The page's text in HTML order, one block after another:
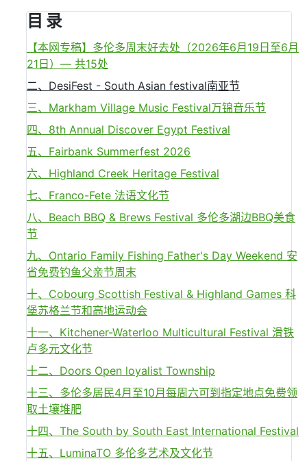
目 录
【本网专稿】多伦多周末好去处（2026年6月19日至6月
21日）— 共15处
二、DesiFest - South Asian festival南亚节
三、Markham Village Music Festival万锦音乐节
四、8th Annual Discover Egypt Festival
五、Fairbank Summerfest 2026
六、Highland Creek Heritage Festival
七、Franco-Fete 法语文化节
八、Beach BBQ & Brews Festival 多伦多湖边BBQ美食
节
九、Ontario Family Fishing Father's Day Weekend 安
省免费钓鱼父亲节周末
十、Cobourg Scottish Festival & Highland Games 科
堡苏格兰节和高地运动会
十一、Kitchener-Waterloo Multicultural Festival 滑铁
卢多元文化节
十二、Doors Open loyalist Township
十三、多伦多居民4月至10月每周六可到指定地点免费领
取土壤堆肥
十四、The South by South East International Festival
十五、LuminaTO 多伦多艺术及文化节